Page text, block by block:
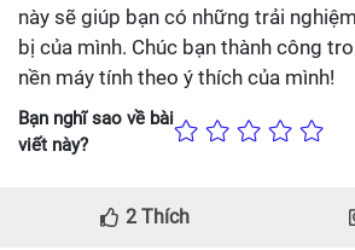
này sẽ giúp bạn có những trải
bị của mình. Chúc bạn thành công
nền máy tính theo ý thích của mình!
Bạn nghĩ sao về bài
viết này?
2 Thích